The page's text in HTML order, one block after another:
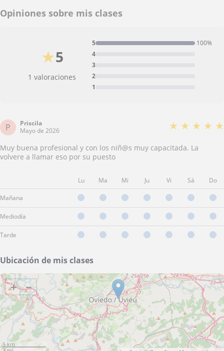
Opiniones sobre mis clases
5
★
1 valoraciones
1
2
3
4
5 100%
P
Priscila
Mayo de 2026
★ ★ ★ ★ ★
Muy buena profesional y con los niñ@s muy capacitada. La
volvere a llamar eso por su puesto
Lu Ma Mi Ju Vi Sá Do
Mañana
Mediodía
Tarde
Ubicación de mis clases
+ −
5 km